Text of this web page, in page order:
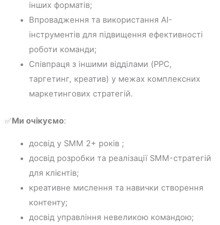
інших форматів;
Впровадження та використання AI-
інструментів для підвищення ефективності
роботи команди;
Співпраця з іншими відділами (PPC,
таргетинг, креатив) у межах комплексних
маркетингових стратегій.
✅Ми очікуємо:
досвід у SMM 2+ років ;
досвід розробки та реалізації SMM-стратегій
для клієнтів;
креативне мислення та навички створення
контенту;
досвід управління невеликою командою;